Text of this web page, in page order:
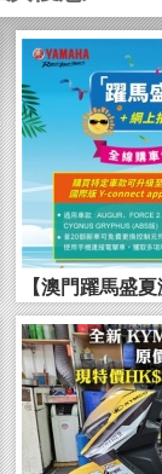
【澳門躍馬盛
動！】 全城矚